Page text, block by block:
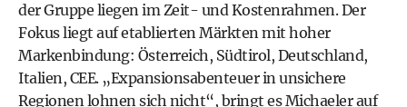
der Gruppe liegen im Zeit- und Kostenrahmen. Der
Fokus liegt auf etablierten Märkten mit hoher
Markenbindung: Österreich, Südtirol, Deutschland,
Italien, CEE. „Expansionsabenteuer in unsichere
Regionen lohnen sich nicht“, bringt es Michaeler auf